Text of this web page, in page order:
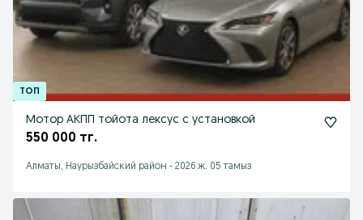
Мотор АКПП тойота лексус с установкой
550 000 тг.
Алматы, Наурызбайский район - 2026 ж. 05 тамыз